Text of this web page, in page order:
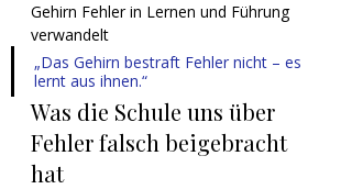
Gehirn Fehler in Lernen und Führung
verwandelt
„Das Gehirn bestraft Fehler nicht – es
lernt aus ihnen.“
Was die Schule uns über
Fehler falsch beigebracht
hat